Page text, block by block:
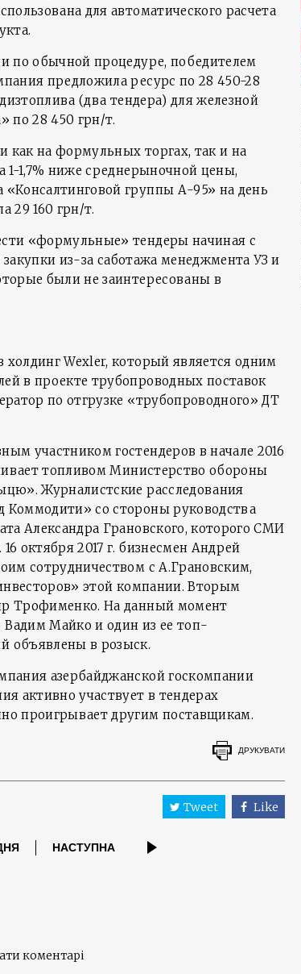
для автоматического расчета
по обычной процедуре, победителем
предложила ресурс по 28 450-28
(два тендера) для железной
по 28 450 грн/т.
на формульных торгах, так и на
1-1,7% ниже среднерыночной цены,
группы А-95» на день
29 160 грн/т.
«формульные» тендеры начиная с
закупки из-за саботажа менеджмента УЗ и
были не заинтересованы в
Wexler, который является одним
в проекте трубопроводных поставок
по отгрузке «трубопроводного» ДТ
участником гостендеров в начале 2016
топливом Министерство обороны
Журналистские расследования
со стороны руководства
Александра Грановского, которого СМИ
октября 2017 г. бизнесмен Андрей
сотрудничеством с А.Грановским,
этой компании. Вторым
Трофименко. На данный момент
Майко и один из ее топ-
объявлены в розыск.
азербайджанской госкомпании
активно участвует в тендерах
проигрывает другим поставщикам.
ДРУКУВАТИ
Tweet Like
НАСТУПНА
коментарі